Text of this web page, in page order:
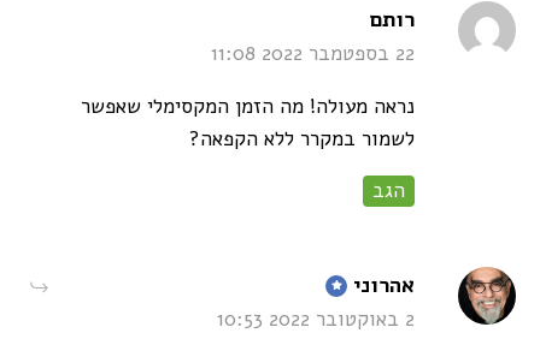
רותםsays:
22 בספטמבר 2022 11:08
נראה מעולה! מה הזמן המקסימלי שאפשר
לשמור במקרר ללא הקפאה?
הגב
אהרוני says:
2 באוקטובר 2022 10:53